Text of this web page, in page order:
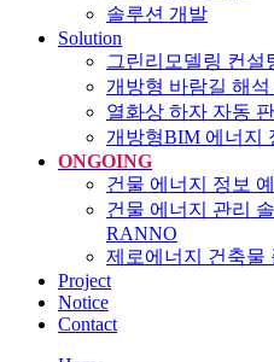
솔루션 개발
Solution
그린리모델링 컨설
개방형 바람길 해석
열화상 하자 자동
개방형BIM 에너지
ONGOING
건물 에너지 정보
건물 에너지 관리
RANNO
제로에너지 건축물
Project
Notice
Contact